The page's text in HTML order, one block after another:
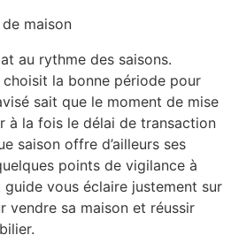
au rythme des saisons.
la bonne période pour
sait que le moment de mise
à la fois le délai de transaction
saison offre d’ailleurs ses
points de vigilance à
vous éclaire justement sur
vendre sa maison et réussir